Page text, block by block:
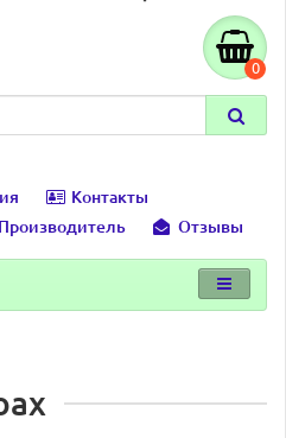
0
Контакты
Производитель Отзывы